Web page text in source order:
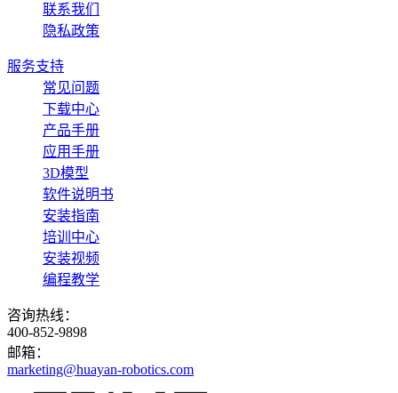
联系我们
隐私政策
服务支持
常见问题
下载中心
产品手册
应用手册
3D模型
软件说明书
安装指南
培训中心
安装视频
编程教学
咨询热线：
400-852-9898
邮箱：
marketing@huayan-robotics.com